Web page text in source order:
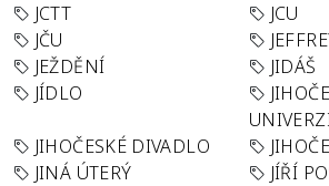
JCTT
JCU
JČU
JEŽDĚNÍ
JIDÁŠ
JÍDLO
JIHOČESKÉ DIVADLO
JINÁ ÚTERÝ
JÍŘÍ